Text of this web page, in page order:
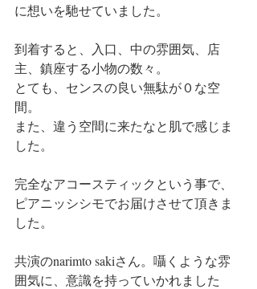
に想いを馳せていました。
到着すると、入口、中の雰囲気、店
主、鎮座する小物の数々。
とても、センスの良い無駄が０な空
間。
また、違う空間に来たなと肌で感じま
した。
完全なアコースティックという事で、
ピアニッシシモでお届けさせて頂きま
した。
共演のnarimto sakiさん。囁くような雰
囲気に、意識を持っていかれました